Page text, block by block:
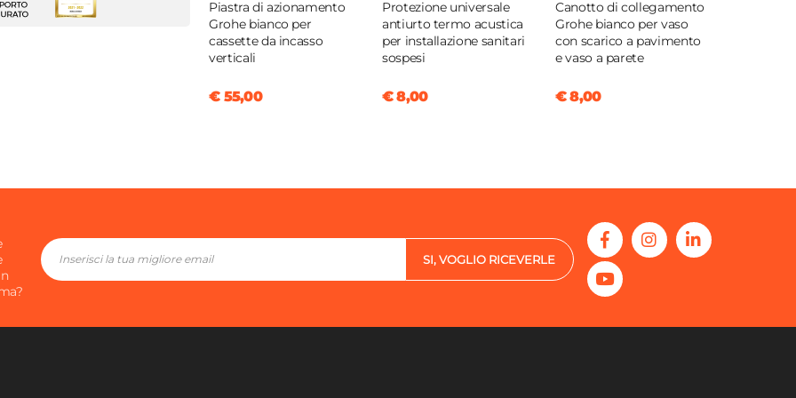
Piastra di azionamento
Grohe bianco per
cassette da incasso
verticali
€ 55,00
Protezione universale
antiurto termo acustica
per installazione sanitari
sospesi
€ 8,00
Canotto di collegamento
Grohe bianco per vaso
con scarico a pavimento
e vaso a parete
€ 8,00
SI, VOGLIO RICEVERLE